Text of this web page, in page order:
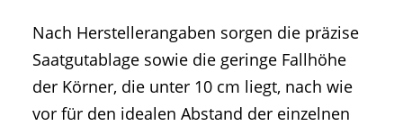
Nach Herstellerangaben sorgen die präzise
Saatgutablage sowie die geringe Fallhöhe
der Körner, die unter 10 cm liegt, nach wie
vor für den idealen Abstand der einzelnen